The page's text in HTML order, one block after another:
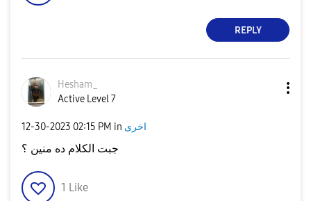
REPLY
Hesham_
Active Level 7
‎12-30-2023 02:15 PM in اخرى
جبت الكلام ده منين ؟
1 Like